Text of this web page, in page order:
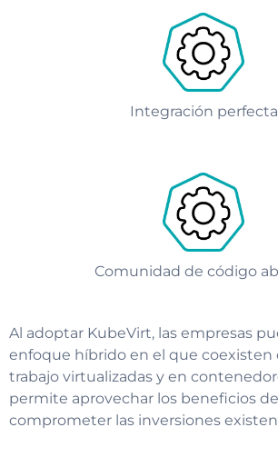
Integración perfecta
Comunidad de código
Al adoptar KubeVirt, las empresas
enfoque híbrido en el que coexisten
trabajo virtualizadas y en
permite aprovechar los beneficios
comprometer las inversiones